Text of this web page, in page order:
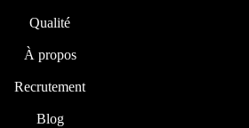
Qualité
À propos
Recrutement
Blog